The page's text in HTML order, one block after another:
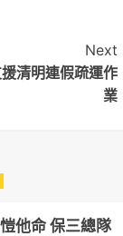
Next
清明連假疏運作
業
他命 保三總隊